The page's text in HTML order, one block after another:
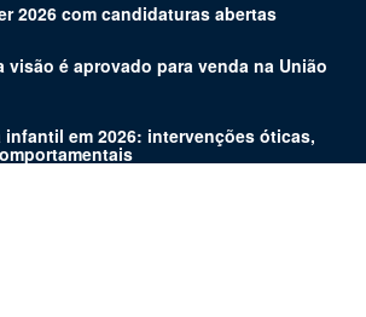
2026 com candidaturas abertas
visão é aprovado para venda na União
em 2026: intervenções óticas,